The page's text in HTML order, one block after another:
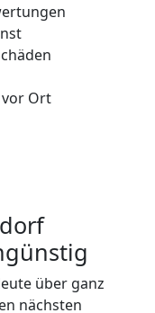
vor Ort
über ganz
nächsten